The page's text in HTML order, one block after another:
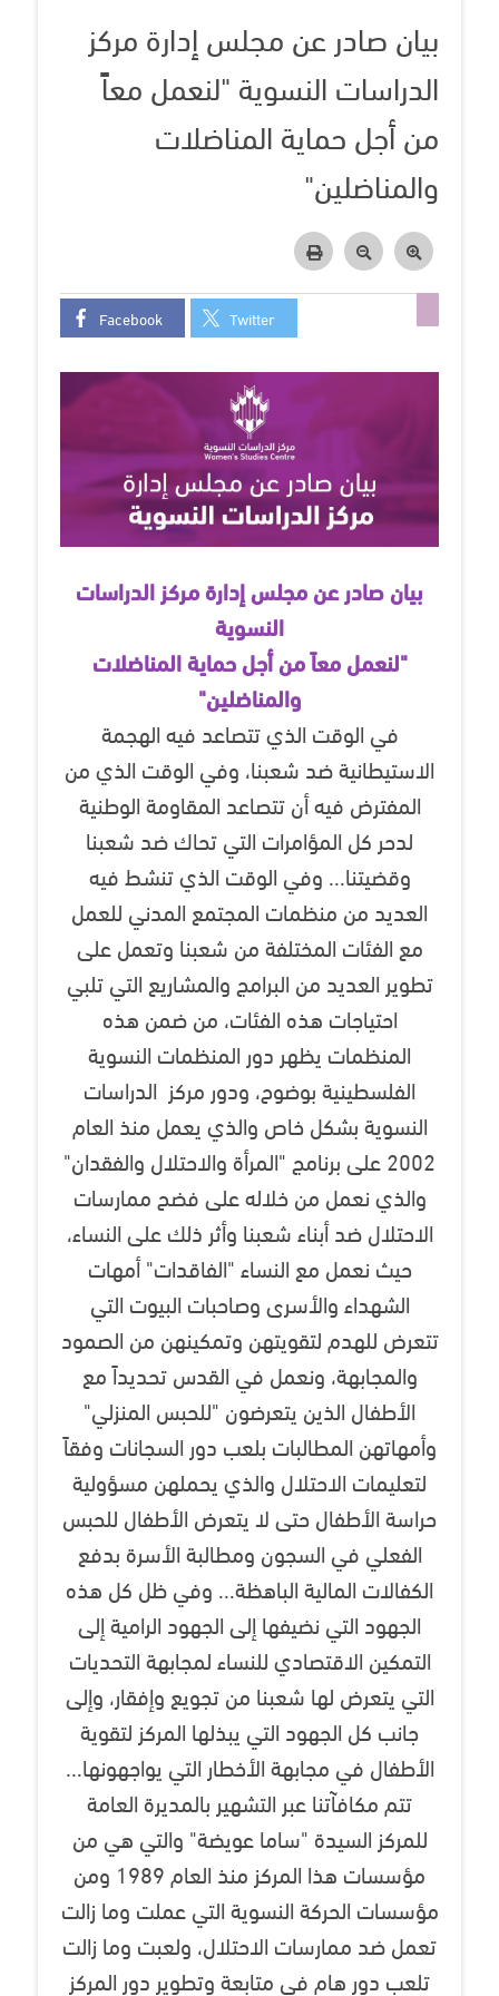
بيان صادر عن مجلس إدارة مركز
الدراسات النسوية "لنعمل معاً
من أجل حماية المناضلات
والمناضلين"
Facebook Twitter
بيان صادر عن مجلس إدارة مركز الدراسات
النسوية
"لنعمل معاً من أجل حماية المناضلات
والمناضلين"
في الوقت الذي تتصاعد فيه الهجمة
الاستيطانية ضد شعبنا، وفي الوقت الذي من
المفترض فيه أن تتصاعد المقاومة الوطنية
لدحر كل المؤامرات التي تحاك ضد شعبنا
وقضيتنا... وفي الوقت الذي تنشط فيه
العديد من منظمات المجتمع المدني للعمل
مع الفئات المختلفة من شعبنا وتعمل على
تطوير العديد من البرامج والمشاريع التي تلبي
احتياجات هذه الفئات، من ضمن هذه
المنظمات يظهر دور المنظمات النسوية
الفلسطينية بوضوح، ودور مركز الدراسات
النسوية بشكل خاص والذي يعمل منذ العام
2002 على برنامج "المرأة والاحتلال والفقدان"
والذي نعمل من خلاله على فضح ممارسات
الاحتلال ضد أبناء شعبنا وأثر ذلك على النساء،
حيث نعمل مع النساء "الفاقدات" أمهات
الشهداء والأسرى وصاحبات البيوت التي
تتعرض للهدم لتقويتهن وتمكينهن من الصمود
والمجابهة، ونعمل في القدس تحديداً مع
الأطفال الذين يتعرضون "للحبس المنزلي"
وأمهاتهن المطالبات بلعب دور السجانات وفقاً
لتعليمات الاحتلال والذي يحملهن مسؤولية
حراسة الأطفال حتى لا يتعرض الأطفال للحبس
الفعلي في السجون ومطالبة الأسرة بدفع
الكفالات المالية الباهظة... وفي ظل كل هذه
الجهود التي نضيفها إلى الجهود الرامية إلى
التمكين الاقتصادي للنساء لمجابهة التحديات
التي يتعرض لها شعبنا من تجويع وإفقار، وإلى
جانب كل الجهود التي يبذلها المركز لتقوية
الأطفال في مجابهة الأخطار التي يواجهونها...
تتم مكافآتنا عبر التشهير بالمديرة العامة
للمركز السيدة "ساما عويضة" والتي هي من
مؤسسات هذا المركز منذ العام 1989 ومن
مؤسسات الحركة النسوية التي عملت وما زالت
تعمل ضد ممارسات الاحتلال، ولعبت وما زالت
تلعب دور هام في متابعة وتطوير دور المركز